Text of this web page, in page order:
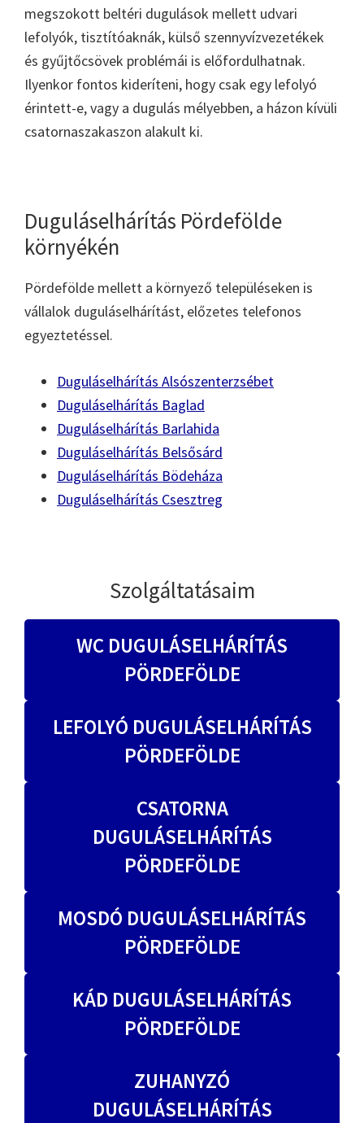
megszokott beltéri dugulások mellett udvari
lefolyók, tisztítóaknák, külső szennyvízvezetékek
és gyűjtőcsövek problémái is előfordulhatnak.
Ilyenkor fontos kideríteni, hogy csak egy lefolyó
érintett-e, vagy a dugulás mélyebben, a házon kívüli
csatornaszakaszon alakult ki.
Duguláselhárítás Pördefölde
környékén
Pördefölde mellett a környező településeken is
vállalok duguláselhárítást, előzetes telefonos
egyeztetéssel.
Duguláselhárítás Alsószenterzsébet
Duguláselhárítás Baglad
Duguláselhárítás Barlahida
Duguláselhárítás Belsősárd
Duguláselhárítás Bödeháza
Duguláselhárítás Csesztreg
Szolgáltatásaim
WC DUGULÁSELHÁRÍTÁS
PÖRDEFÖLDE
LEFOLYÓ DUGULÁSELHÁRÍTÁS
PÖRDEFÖLDE
CSATORNA
DUGULÁSELHÁRÍTÁS
PÖRDEFÖLDE
MOSDÓ DUGULÁSELHÁRÍTÁS
PÖRDEFÖLDE
KÁD DUGULÁSELHÁRÍTÁS
PÖRDEFÖLDE
ZUHANYZÓ
DUGULÁSELHÁRÍTÁS